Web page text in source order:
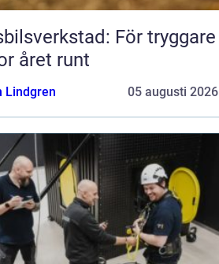
För tryggare
året runt
Lindgren 05 augusti 2026